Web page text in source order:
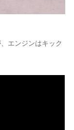
エンジンはキック